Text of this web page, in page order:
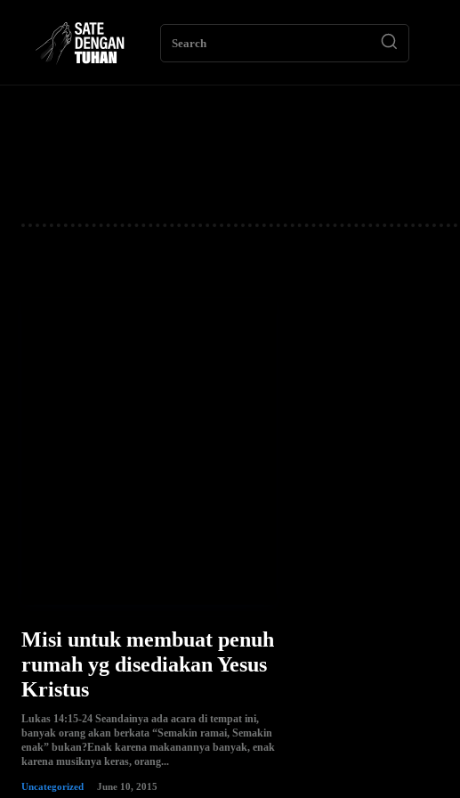
Search
Misi untuk membuat penuh
rumah yg disediakan Yesus
Kristus
Lukas 14:15-24 Seandainya ada acara di tempat ini,
banyak orang akan berkata “Semakin ramai, Semakin
enak” bukan?Enak karena makanannya banyak, enak
karena musiknya keras, orang...
Uncategorized June 10, 2015